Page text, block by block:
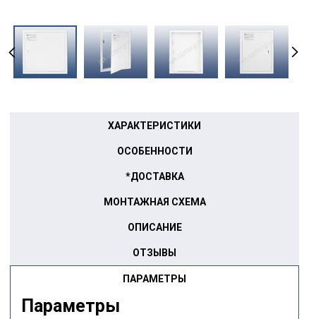
ПАРАМЕТРЫ
ХАРАКТЕРИСТИКИ
ОСОБЕННОСТИ
*ДОСТАВКА
МОНТАЖНАЯ СХЕМА
ОПИСАНИЕ
ОТЗЫВЫ
Параметры